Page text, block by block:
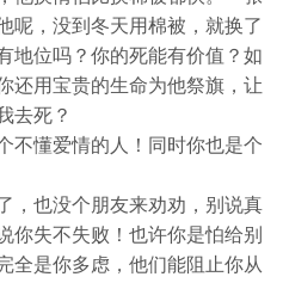
呢，没到冬天用棉被，就换了
地位吗？你的死能有价值？如
还用宝贵的生命为他祭旗，让
去死？
不懂爱情的人！同时你也是个
，也没个朋友来劝劝，别说真
你失不失败！也许你是怕给别
全是你多虑，他们能阻止你从